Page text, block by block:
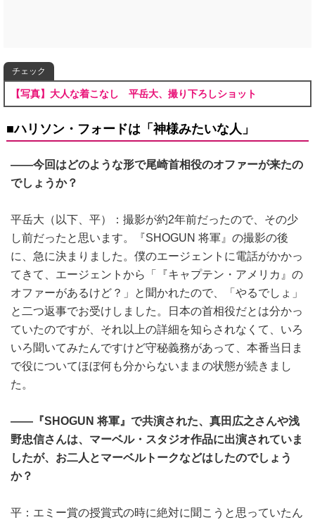
チェック
【写真】大人な着こなし 平岳大、撮り下ろしショット
■ハリソン・フォードは「神様みたいな人」
――今回はどのような形で尾崎首相役のオファーが来たの
でしょうか？
平岳大（以下、平）：撮影が約2年前だったので、その少
し前だったと思います。『SHOGUN 将軍』の撮影の後
に、急に決まりました。僕のエージェントに電話がかかっ
てきて、エージェントから「『キャプテン・アメリカ』の
オファーがあるけど？」と聞かれたので、「やるでしょ」
と二つ返事でお受けしました。日本の首相役だとは分かっ
ていたのですが、それ以上の詳細を知らされなくて、いろ
いろ聞いてみたんですけど守秘義務があって、本番当日ま
で役についてほぼ何も分からないままの状態が続きまし
た。
――『SHOGUN 将軍』で共演された、真田広之さんや浅
野忠信さんは、マーベル・スタジオ作品に出演されていま
したが、お二人とマーベルトークなどはしたのでしょう
か？
平：エミー賞の授賞式の時に絶対に聞こうと思っていたん